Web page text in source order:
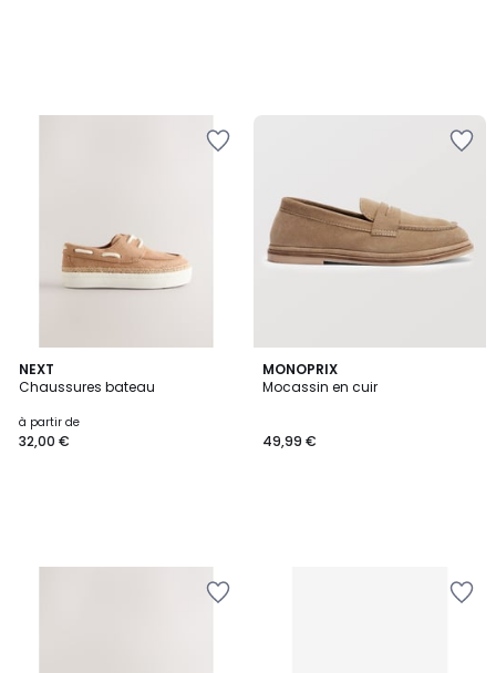
NEXT
Chaussures bateau
à partir de
32,00 €
MONOPRIX
Mocassin en cuir
49,99 €